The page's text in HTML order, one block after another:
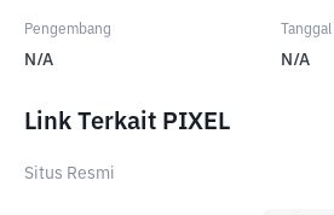
Pengembang
N/A N/A
Link Terkait PIXEL
Situs Resmi